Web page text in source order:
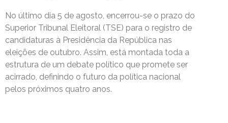
No último dia 5 de agosto, encerrou-se o prazo do
Superior Tribunal Eleitoral (TSE) para o registro de
candidaturas à Presidência da República nas
eleições de outubro. Assim, está montada toda a
estrutura de um debate político que promete ser
acirrado, definindo o futuro da política nacional
pelos próximos quatro anos.